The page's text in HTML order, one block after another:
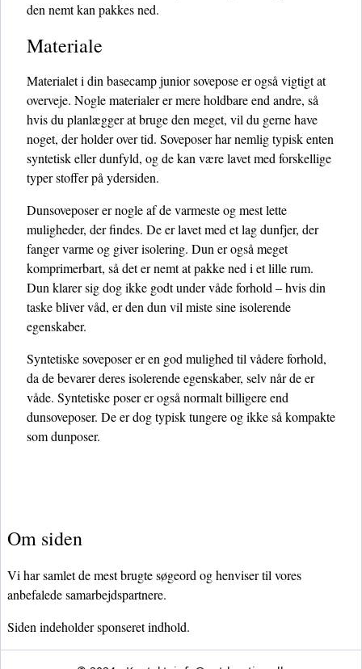
den nemt kan pakkes ned.
Materiale
Materialet i din basecamp junior sovepose er også vigtigt at
overveje. Nogle materialer er mere holdbare end andre, så
hvis du planlægger at bruge den meget, vil du gerne have
noget, der holder over tid. Soveposer har nemlig typisk enten
syntetisk eller dunfyld, og de kan være lavet med forskellige
typer stoffer på ydersiden.
Dunsoveposer er nogle af de varmeste og mest lette
muligheder, der findes. De er lavet med et lag dunfjer, der
fanger varme og giver isolering. Dun er også meget
komprimerbart, så det er nemt at pakke ned i et lille rum.
Dun klarer sig dog ikke godt under våde forhold – hvis din
taske bliver våd, er den dun vil miste sine isolerende
egenskaber.
Syntetiske soveposer er en god mulighed til vådere forhold,
da de bevarer deres isolerende egenskaber, selv når de er
våde. Syntetiske poser er også normalt billigere end
dunsoveposer. De er dog typisk tungere og ikke så kompakte
som dunposer.
Om siden
Vi har samlet de mest brugte søgeord og henviser til vores
anbefalede samarbejdspartnere.
Siden indeholder sponseret indhold.